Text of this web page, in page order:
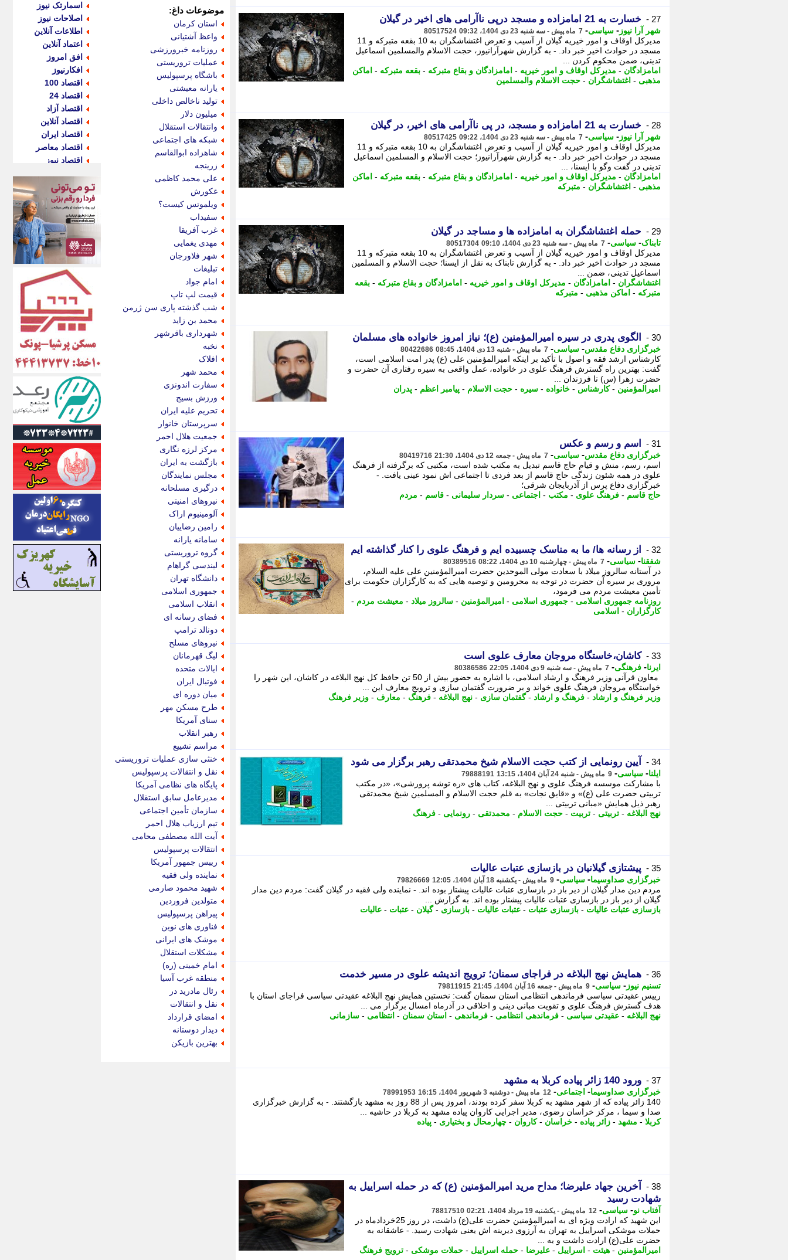
27 - خسارت به 21 امامزاده و مسجد درپی ناآرامی های اخیر در گیلان
شهر آرا نیوز - سیاسی- 7 ماه پیش - سه شنبه 23 دی 1404، 09:32 80517524
مدیرکل اوقاف و امور خیریه گیلان از آسیب و تعرض اغتشاشگران به 10 بقعه متبرکه و 11
مسجد در حوادث اخیر خبر داد. - به گزارش شهرآرانیوز، حجت الاسلام والمسلمین اسماعیل
تدینی، ضمن محکوم کردن ...
امامزادگان - مدیرکل اوقاف و امور خیریه - امامزادگان و بقاع متبرکه - بقعه متبرکه - اماکن
مذهبی - اغتشاشگران - حجت الاسلام والمسلمین
28 - خسارت به 21 امامزاده و مسجد، در پی ناآرامی های اخیر، در گیلان
شهر آرا نیوز - سیاسی- 7 ماه پیش - سه شنبه 23 دی 1404، 09:22 80517425
مدیرکل اوقاف و امور خیریه گیلان از آسیب و تعرض اغتشاشگران به 10 بقعه متبرکه و 11
مسجد در حوادث اخیر خبر داد. - به گزارش شهرآرانیوز؛ حجت الاسلام و المسلمین اسماعیل
تدینی در گفت وگو با ایسنا، ...
امامزادگان - مدیرکل اوقاف و امور خیریه - امامزادگان و بقاع متبرکه - بقعه متبرکه - اماکن
مذهبی - اغتشاشگران - متبرکه
29 - حمله اغتشاشگران به امامزاده ها و مساجد در گیلان
تابناک- سیاسی- 7 ماه پیش - سه شنبه 23 دی 1404، 09:10 80517304
مدیرکل اوقاف و امور خیریه گیلان از آسیب و تعرض اغتشاشگران به 10 بقعه متبرکه و 11
مسجد در حوادث اخیر خبر داد. - به گزارش تابناک به نقل از ایسنا؛ حجت الاسلام و المسلمین
اسماعیل تدینی، ضمن ...
اغتشاشگران - امامزادگان - مدیرکل اوقاف و امور خیریه - امامزادگان و بقاع متبرکه - بقعه
متبرکه - اماکن مذهبی - متبرکه
30 - الگوی پدری در سیره امیرالمؤمنین (ع)؛ نیاز امروز خانواده های مسلمان
خبرگزاری دفاع مقدس- سیاسی- 7 ماه پیش - شنبه 13 دی 1404، 08:45 80422686
کارشناس ارشد فقه و اصول با تأکید بر اینکه امیرالمؤمنین علی (ع) پدر امت اسلامی است،
گفت: بهترین راه گسترش فرهنگ علوی در خانواده، عمل واقعی به سیره رفتاری آن حضرت و
حضرت زهرا (س) تا فرزندان ...
امیرالمؤمنین -کارشناس - خانواده - سیره - حجت الاسلام - پیامبر اعظم - پدران
31 - اسم و رسم و عکس
خبرگزاری دفاع مقدس- سیاسی- 7 ماه پیش - جمعه 12 دی 1404، 21:30 80419716
اسم، رسم، منش و قیام حاج قاسم تبدیل به مکتب شده است، مکتبی که برگرفته از فرهنگ
علوی در همه شئون زندگی حاج قاسم از بعد فردی تا اجتماعی اش نمود عینی یافت. -
خبرگزاری دفاع پرس از آذربایجان شرقی؛
حاج قاسم - فرهنگ علوی - مکتب - اجتماعی - سردار سلیمانی - قاسم - مردم
32 - از رسانه ها/ ما به مناسک چسبیده ایم و فرهنگ علوی را کنار گذاشته ایم
شفقنا- سیاسی- 7 ماه پیش - چهارشنبه 10 دی 1404، 08:22 80389516
در آستانه سالروز میلاد با سعادت مولی الموحدین حضرت امیرالمؤمنین علی علیه السلام،
مروری بر سیره آن حضرت در توجه به محرومین و توصیه هایی که به کارگزاران حکومت برای
تأمین معیشت مردم می فرمود،
روزنامه جمهوری اسلامی - جمهوری اسلامی - امیرالمؤمنین - سالروز میلاد - معیشت مردم -
کارگزاران - اسلامی
33 - کاشان،خاستگاه مروجان معارف علوی است
ایرنا- فرهنگی- 7 ماه پیش - سه شنبه 9 دی 1404، 22:05 80386586
معاون قرآنی وزیر فرهنگ و ارشاد اسلامی، با اشاره به حضور بیش از 50 تن حافظ کل نهج البلاغه در کاشان، این شهر را
خواستگاه مروجان فرهنگ علوی خواند و بر ضرورت گفتمان سازی و ترویج معارف این ...
وزیر فرهنگ و ارشاد - فرهنگ و ارشاد -گفتمان سازی - نهج البلاغه - فرهنگ - معارف - وزیر فرهنگ
34 - آیین رونمایی از کتب حجت الاسلام شیخ محمدتقی رهبر برگزار می شود
ایلنا- سیاسی- 9 ماه پیش - شنبه 24 آبان 1404، 13:15 79888191
با مشارکت موسسه فرهنگ علوی و نهج البلاغه، کتاب های «ره توشه پرورشی»، «در مکتب
تربیتی حضرت علی (ع)» و «قایق نجات» به قلم حجت الاسلام و المسلمین شیخ محمدتقی
رهبر ذیل همایش «مبانی تربیتی ...
نهج البلاغه - تربیتی - تربیت - حجت الاسلام - محمدتقی - رونمایی - فرهنگ
35 - پیشتازی گیلانیان در بازسازی عتبات عالیات
خبرگزاری صداوسیما- سیاسی- 9 ماه پیش - یکشنبه 18 آبان 1404، 12:05 79826669
مردم دین مدار گیلان از دیر باز در بازسازی عتبات عالیات پیشتاز بوده اند. - نماینده ولی فقیه در گیلان گفت: مردم دین مدار
گیلان از دیر باز در بازسازی عتبات عالیات پیشتاز بوده اند. به گزارش ...
بازسازی عتبات عالیات - بازسازی عتبات - عتبات عالیات - بازسازی -گیلان - عتبات - عالیات
36 - همایش نهج البلاغه در فراجای سمنان؛ ترویج اندیشه علوی در مسیر خدمت
تسنیم نیوز - سیاسی- 9 ماه پیش - جمعه 16 آبان 1404، 21:45 79811915
رییس عقیدتی سیاسی فرماندهی انتظامی استان سمنان گفت: نخستین همایش نهج البلاغه عقیدتی سیاسی فراجای استان با
هدف گسترش فرهنگ علوی و تقویت مبانی دینی و اخلاقی در آذرماه امسال برگزار می ...
نهج البلاغه - عقیدتی سیاسی - فرماندهی انتظامی - فرماندهی - استان سمنان - انتظامی - سازمانی
37 - ورود 140 زائر پیاده کربلا به مشهد
خبرگزاری صداوسیما- اجتماعی- 12 ماه پیش - دوشنبه 3 شهریور 1404، 16:15 78991953
140 زائر پیاده که از شهر مشهد به کربلا سفر کرده بودند، امروز پس از 88 روز به مشهد بازگشتند. - به گزارش خبرگزاری
صدا و سیما ، مرکز خراسان رضوی، مدیر اجرایی کاروان پیاده مشهد به کربلا در حاشیه ...
کربلا - مشهد - زائر پیاده - خراسان -کاروان - چهارمحال و بختیاری - پیاده
38 -
آخرین جهاد علیرضا؛ مداح مرید امیرالمؤمنین (ع) که در حمله اسراییل به
شهادت رسید
آفتاب نو- سیاسی- 12 ماه پیش - یکشنبه 19 مرداد 1404، 02:21 78817510
این شهید که ارادت ویژه ای به امیرالمؤمنین حضرت علی(ع) داشت، در روز 25خردادماه در
حملات موشکی اسراییل به تهران به آرزوی دیرینه اش یعنی شهادت رسید. - عاشقانه به
حضرت علی(ع) ارادت داشت و به ...
امیرالمؤمنین - هیئت - اسراییل - علیرضا - حمله اسراییل - حملات موشکی - ترویج فرهنگ
موضوعات داغ:
استان کرمان
واعظ آشتیانی
روزنامه خبرورزشی
عملیات تروریستی
باشگاه پرسپولیس
یارانه معیشتی
تولید ناخالص داخلی
میلیون دلار
وانتقالات استقلال
شبکه های اجتماعی
شاهزاده ابوالقاسم
زرینجه
علی محمد کاظمی
غکورش
ویلموتس کیست؟
سفیداب
غرب آفریقا
مهدی یغمایی
شهر فلاورجان
تبلیغات
امام جواد
قیمت لپ تاپ
شب گذشته پاری سن ژرمن
محمد بن زاید
شهرداری باقرشهر
نخبه
افلاک
محمد شهر
سفارت اندونزی
ورزش بسیج
تحریم علیه ایران
سرپرستان خانوار
جمعیت هلال احمر
مرکز لرزه نگاری
بازگشت به ایران
مجلس نمایندگان
درگیری مسلحانه
نیروهای امنیتی
آلومینیوم اراک
رامین رضاییان
سامانه یارانه
گروه تروریستی
لیندسی گراهام
دانشگاه تهران
جمهوری اسلامی
انقلاب اسلامی
فضای رسانه ای
دونالد ترامپ
نیروهای مسلح
لیگ قهرمانان
ایالات متحده
فوتبال ایران
میان دوره ای
طرح مسکن مهر
سنای آمریکا
رهبر انقلاب
مراسم تشییع
خنثی سازی عملیات تروریستی
نقل و انتقالات پرسپولیس
پایگاه های نظامی آمریکا
مدیرعامل سابق استقلال
سازمان تأمین اجتماعی
تیم ارزیاب هلال احمر
آیت الله مصطفی محامی
انتقالات پرسپولیس
رییس جمهور آمریکا
نماینده ولی فقیه
شهید محمود صارمی
متولدین فروردین
پیراهن پرسپولیس
فناوری های نوین
موشک های ایرانی
مشکلات استقلال
امام خمینی (ره)
منطقه غرب آسیا
رئال مادرید در
نقل و انتقالات
امضای قرارداد
دیدار دوستانه
بهترین بازیکن
اسمارتک نیوز
اصلاحات نیوز
اطلاعات آنلاین
اعتماد آنلاین
افق امروز
افکارنیوز
اقتصاد 100
اقتصاد 24
اقتصاد آزاد
اقتصاد آنلاین
اقتصاد ایران
اقتصاد معاصر
اقتصاد نیوز
اکوفارس
اکونگار
اکونیوز
الف
انتشار آنلاین
اندیشه قرن
اندیشه معاصر
اندیشه ها
انرژی پرس
ای استخدام
ایتنا
ایراف
ایران آرت
ایران آنلاین
ایران زندگی
ایران فوری
ایرانی روز
ایرانیتال
ایرنا
ایسکانیوز
ایسنا
ایکنا
ایلنا
اینتیتر
ایونا نیوز
بازتاب آنلاین
باشگاه خبرنگاران
باغستان نیوز
بامبوک
ببین و بخون
بدینسان
بنکر